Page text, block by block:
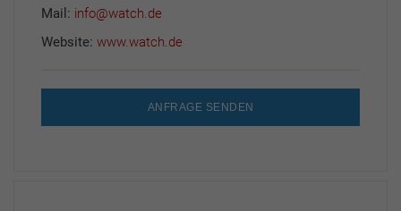
Mail: info@watch.de
Website: www.watch.de
ANFRAGE SENDEN